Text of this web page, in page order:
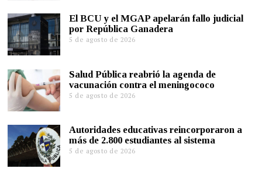
El BCU y el MGAP apelarán fallo judicial
por República Ganadera
5 de agosto de 2026
Salud Pública reabrió la agenda de
vacunación contra el meningococo
5 de agosto de 2026
Autoridades educativas reincorporaron a
más de 2.800 estudiantes al sistema
5 de agosto de 2026